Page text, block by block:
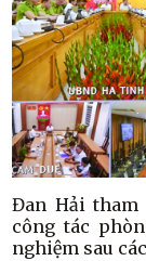
Đan Hải
công tác
nghiệm sau